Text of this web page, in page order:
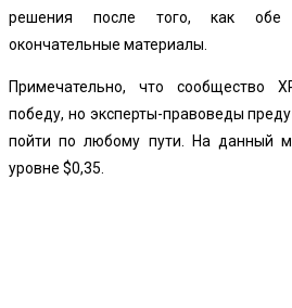
решения после того, как обе
окончательные материалы.
Примечательно, что сообщество
победу, но эксперты-правоведы
пойти по любому пути. На данный
уровне $0,35.